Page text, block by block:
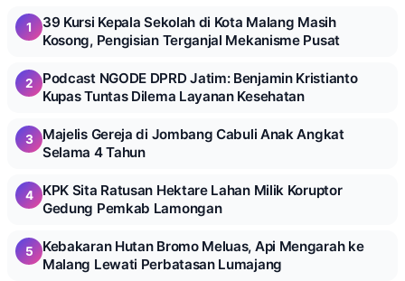
1
39 Kursi Kepala Sekolah di Kota Malang Masih
Kosong, Pengisian Terganjal Mekanisme Pusat
2
Podcast NGODE DPRD Jatim: Benjamin Kristianto
Kupas Tuntas Dilema Layanan Kesehatan
3
Majelis Gereja di Jombang Cabuli Anak Angkat
Selama 4 Tahun
4
KPK Sita Ratusan Hektare Lahan Milik Koruptor
Gedung Pemkab Lamongan
5
Kebakaran Hutan Bromo Meluas, Api Mengarah ke
Malang Lewati Perbatasan Lumajang